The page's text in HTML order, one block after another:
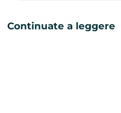
Continuate a leggere